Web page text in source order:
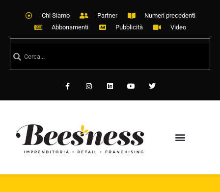
Chi Siamo Partner
Numeri precedenti
Abbonamenti
Pubblicità Video